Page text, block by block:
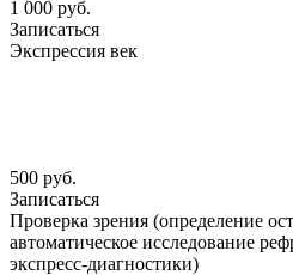
1 000 руб.
Записаться
Экспрессия век
500 руб.
Записаться
Проверка зрения (определение
автоматическое исследование
экспресс-диагностики)